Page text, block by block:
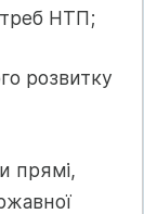
НТП;
розвитку
прямі,